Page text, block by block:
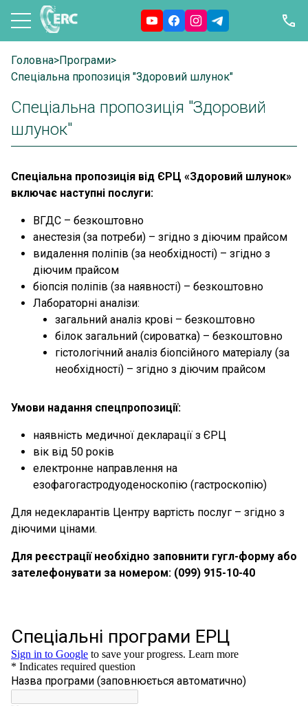
Головна> Програми>
Cпеціальна пропозиція "Здоровий шлунок"
Cпеціальна пропозиція "Здоровий
шлунок"
Спеціальна пропозиція від ЄРЦ «Здоровий шлунок»
включає наступні послуги:
ВГДС – безкоштовно
анестезія (за потреби) – згідно з діючим прайсом
видалення поліпів (за необхідності) – згідно з
діючим прайсом
біопсія поліпів (за наявності) – безкоштовно
Лабораторні аналізи:
загальний аналіз крові – безкоштовно
білок загальний (сироватка) – безкоштовно
гістологічний аналіз біопсійного матеріалу (за
необхідності) – згідно з діючим прайсом
Умови надання спецпропозиції:
наявність медичної декларації з ЄРЦ
вік від 50 років
електронне направлення на
езофагогастродуоденоскопію (гастроскопію)
Для недекларантів Центру вартість послуг – згідно з
діючими цінами.
Для реєстрації необхідно заповнити гугл-форму або
зателефонувати за номером: (099) 915-10-40